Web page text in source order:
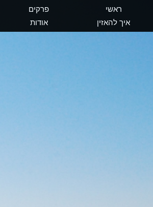
ראשי פרקים
איך להאזין
אודות